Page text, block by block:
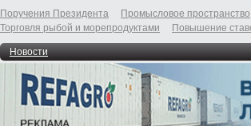
Поручения Президента
Промысловое пространство
Торговля рыбой и морепродуктами
Повышение
Новости